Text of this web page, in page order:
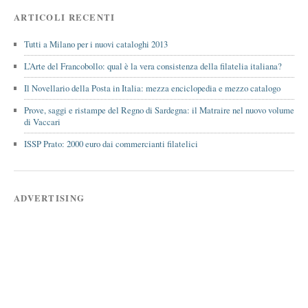
ARTICOLI RECENTI
Tutti a Milano per i nuovi cataloghi 2013
L’Arte del Francobollo: qual è la vera consistenza della filatelia italiana?
Il Novellario della Posta in Italia: mezza enciclopedia e mezzo catalogo
Prove, saggi e ristampe del Regno di Sardegna: il Matraire nel nuovo volume
di Vaccari
ISSP Prato: 2000 euro dai commercianti filatelici
ADVERTISING